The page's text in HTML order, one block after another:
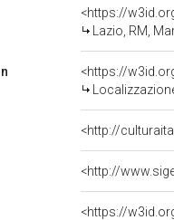
<https://
Lazio, RM,
<https://
<http://
<https://